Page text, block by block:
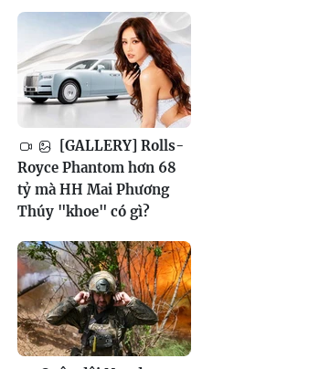
[GALLERY] Rolls-
Royce Phantom hơn 68
tỷ mà HH Mai Phương
Thúy "khoe" có gì?